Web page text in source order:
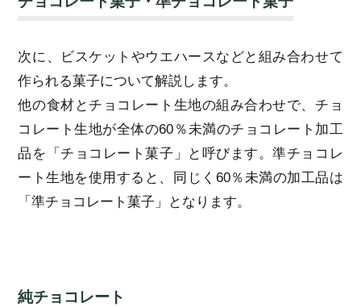
次に、ビスケットやウエハースなどと組み合わせて
作られる菓子について解説します。
他の食材とチョコレート生地の組み合わせで、チョ
コレート生地が全体の60％未満のチョコレート加工
品を「チョコレート菓子」と呼びます。準チョコレ
ート生地を使用すると、同じく60％未満の加工品は
「準チョコレート菓子」となります。
純チョコレート